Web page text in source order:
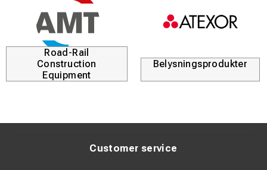
Flexibel, vinklingsbar upp till 15° per meter.
Installatörernas förstahandsval sedan 2001.
Effektiv, hållbar och enkel att installera – perfekt för
utmanande förhållanden.
Road-Rail
Construction
Equipment
Belysningsprodukter
Customer service